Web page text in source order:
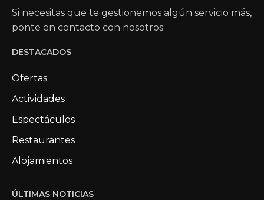
Si necesitas que te gestionemos algún servicio más,
ponte en contacto con nosotros.
DESTACADOS
Ofertas
Actividades
Espectáculos
Restaurantes
Alojamientos
ÚLTIMAS NOTICIAS